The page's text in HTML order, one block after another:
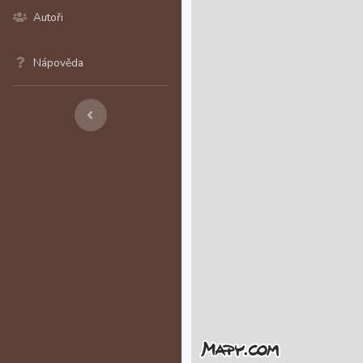
Autoři
Nápověda